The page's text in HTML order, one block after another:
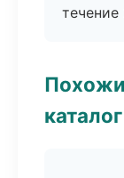
течение
каталог